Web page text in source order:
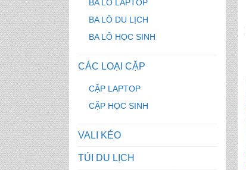
BA LÔ LAPTOP
BA LÔ DU LỊCH
BA LÔ HỌC SINH
CÁC LOẠI CẶP
CẶP LAPTOP
CẶP HỌC SINH
VALI KÉO
TÚI DU LỊCH